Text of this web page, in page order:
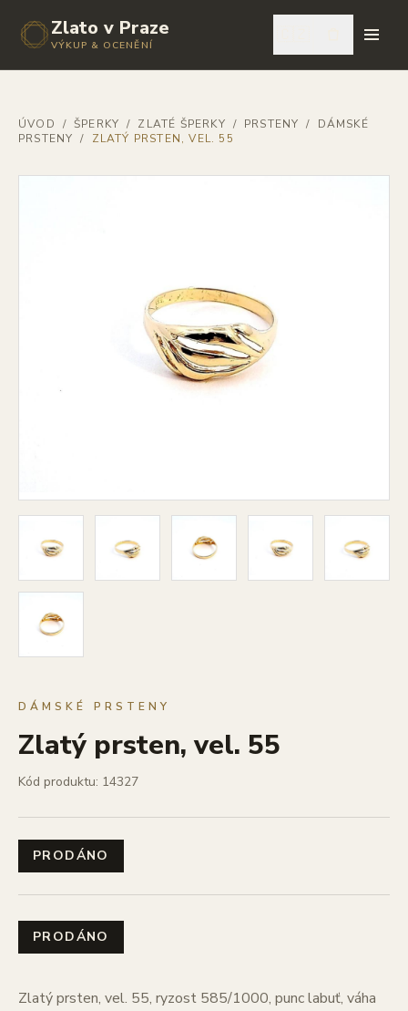
Zlato v Praze
VÝKUP & OCENĚNÍ
ÚVOD / ŠPERKY / ZLATÉ ŠPERKY / PRSTENY /
DÁMSKÉ
PRSTENY / ZLATÝ PRSTEN, VEL. 55
DÁMSKÉ PRSTENY
Zlatý prsten, vel. 55
Kód produktu: 14327
PRODÁNO
PRODÁNO
Zlatý prsten, vel. 55, ryzost 585/1000, punc labuť, váha